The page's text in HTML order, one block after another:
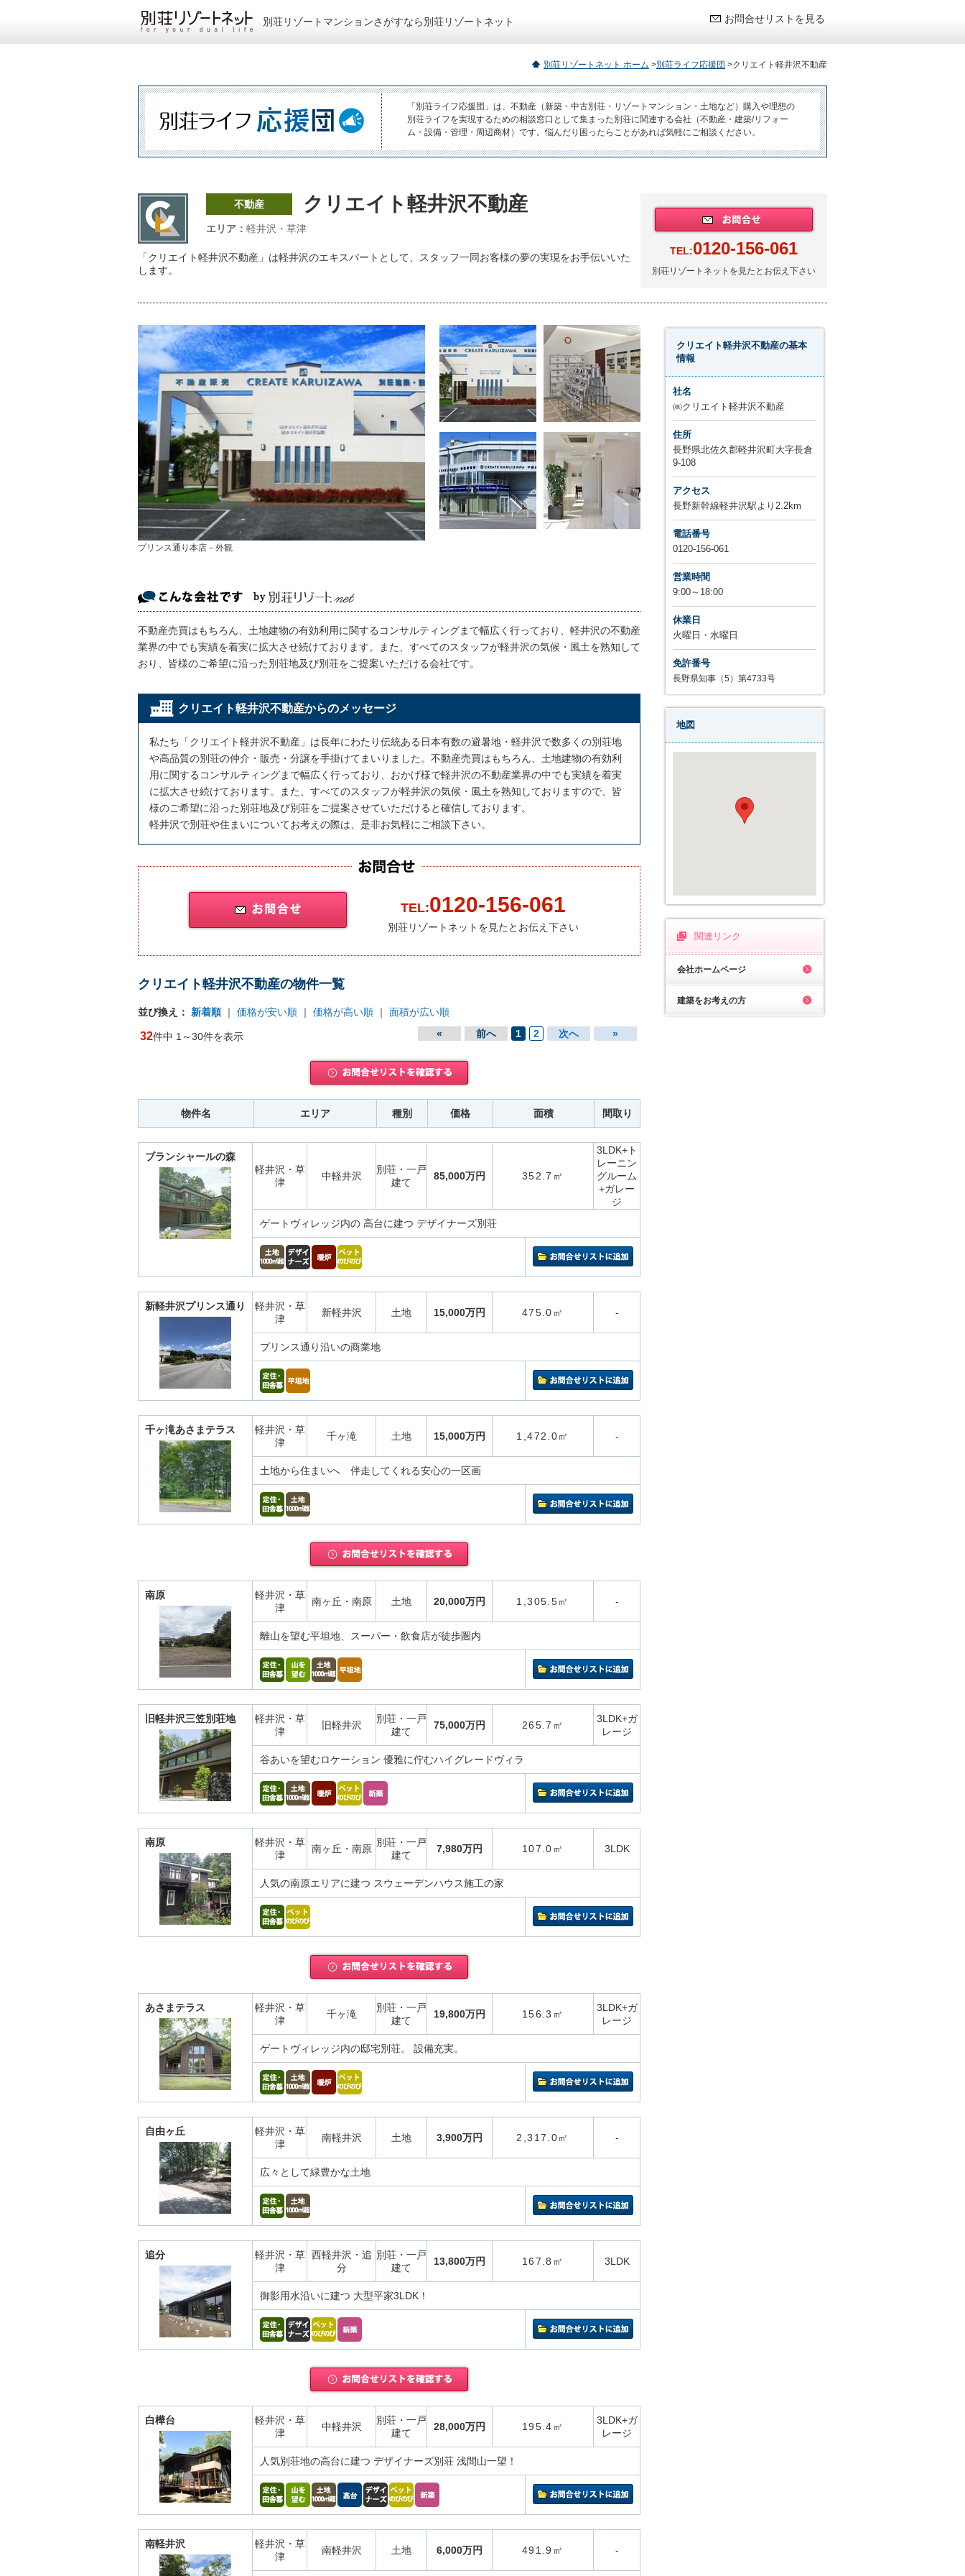
別荘リゾートマンションさがすなら別荘リゾートネット お問合せリストを見る
別荘リゾートネット ホーム >別荘ライフ応援団 >クリエイト軽井沢不動産
「別荘ライフ応援団」は、不動産（新築・中古別荘・リゾートマンション・土地など）購入や理想の
別荘ライフを実現するための相談窓口として集まった別荘に関連する会社（不動産・建築/リフォー
ム・設備・管理・周辺商材）です。悩んだり困ったらことがあれば気軽にご相談ください。
不動産 クリエイト軽井沢不動産
エリア： 軽井沢・草津
「クリエイト軽井沢不動産」は軽井沢のエキスパートとして、スタッフ一同お客様の夢の実現をお手伝いいた
します。
TEL:0120-156-061
別荘リゾートネットを見たとお伝え下さい
プリンス通り本店－外観
不動産売買はもちろん、土地建物の有効利用に関するコンサルティングまで幅広く行っており、軽井沢の不動産
業界の中でも実績を着実に拡大させ続けております。また、すべてのスタッフが軽井沢の気候・風土を熟知して
おり、皆様のご希望に沿った別荘地及び別荘をご提案いただける会社です。
クリエイト軽井沢不動産からのメッセージ
私たち「クリエイト軽井沢不動産」は長年にわたり伝統ある日本有数の避暑地・軽井沢で数多くの別荘地
や高品質の別荘の仲介・販売・分譲を手掛けてまいりました。不動産売買はもちろん、土地建物の有効利
用に関するコンサルティングまで幅広く行っており、おかげ様で軽井沢の不動産業界の中でも実績を着実
に拡大させ続けております。また、すべてのスタッフが軽井沢の気候・風土を熟知しておりますので、皆
様のご希望に沿った別荘地及び別荘をご提案させていただけると確信しております。
軽井沢で別荘や住まいについてお考えの際は、是非お気軽にご相談下さい。
TEL:0120-156-061
別荘リゾートネットを見たとお伝え下さい
クリエイト軽井沢不動産の物件一覧
並び換え： 新着順 ｜ 価格が安い順 ｜ 価格が高い順 ｜ 面積が広い順
32件中 1～30件を表示 « 前へ 1 2 次へ »
物件名 エリア 種別 価格 面積 間取り
ブランシャールの森
軽井沢・草
津
中軽井沢
別荘・一戸
建て
85,000万円 352.7㎡
3LDK+ト
レーニン
グルーム
+ガレー
ジ
ゲートヴィレッジ内の 高台に建つ デザイナーズ別荘
新軽井沢プリンス通り
軽井沢・草
津
新軽井沢 土地 15,000万円 475.0㎡ -
プリンス通り沿いの商業地
千ヶ滝あさまテラス
軽井沢・草
津
千ヶ滝 土地 15,000万円 1,472.0㎡ -
土地から住まいへ 伴走してくれる安心の一区画
南原
軽井沢・草
津
南ヶ丘・南原 土地 20,000万円 1,305.5㎡ -
離山を望む平坦地、スーパー・飲食店が徒歩圏内
旧軽井沢三笠別荘地
軽井沢・草
津
旧軽井沢
別荘・一戸
建て
75,000万円 265.7㎡
3LDK+ガ
レージ
谷あいを望むロケーション 優雅に佇むハイグレードヴィラ
南原
軽井沢・草
津
南ヶ丘・南原
別荘・一戸
建て
7,980万円 107.0㎡ 3LDK
人気の南原エリアに建つ スウェーデンハウス施工の家
あさまテラス
軽井沢・草
津
千ヶ滝
別荘・一戸
建て
19,800万円 156.3㎡
3LDK+ガ
レージ
ゲートヴィレッジ内の邸宅別荘。 設備充実。
自由ヶ丘
軽井沢・草
津
南軽井沢 土地 3,900万円 2,317.0㎡ -
広々として緑豊かな土地
追分
軽井沢・草
津
西軽井沢・追
分
別荘・一戸
建て
13,800万円 167.8㎡ 3LDK
御影用水沿いに建つ 大型平家3LDK！
白樺台
軽井沢・草
津
中軽井沢
別荘・一戸
建て
28,000万円 195.4㎡
3LDK+ガ
レージ
人気別荘地の高台に建つ デザイナーズ別荘 浅間山一望！
南軽井沢
軽井沢・草
津
南軽井沢 土地 6,000万円 491.9㎡ -
クリエイト軽井沢不動産の基本
情報
社名
㈱クリエイト軽井沢不動産
住所
長野県北佐久郡軽井沢町大字長倉
9-108
アクセス
長野新幹線軽井沢駅より2.2km
電話番号
0120-156-061
営業時間
9:00～18:00
休業日
火曜日・水曜日
免許番号
長野県知事（5）第4733号
地図
関連リンク
会社ホームページ
建築をお考えの方